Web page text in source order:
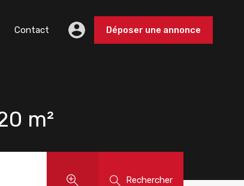
Contact Déposer une annonce
m²
Rechercher